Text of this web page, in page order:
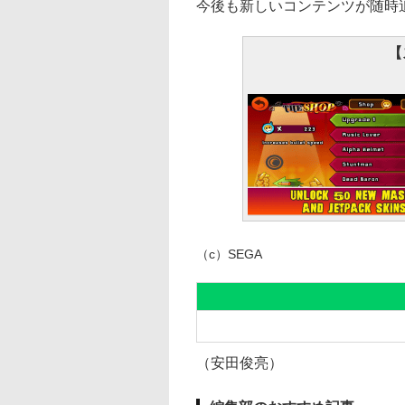
今後も新しいコンテンツが随時
（c）SEGA
（安田俊亮）